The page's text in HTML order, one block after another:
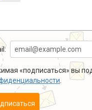
«подписаться» вы